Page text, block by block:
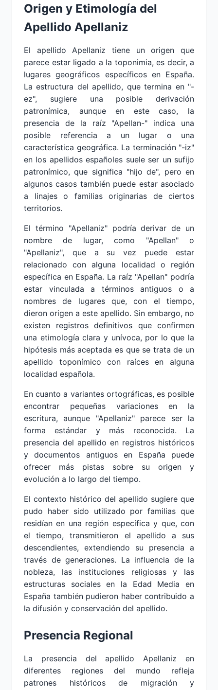
Origen y Etimología del
Apellido Apellaniz
El apellido Apellaniz tiene un origen que
parece estar ligado a la toponimia, es decir, a
lugares geográficos específicos en España.
La estructura del apellido, que termina en "-
ez", sugiere una posible derivación
patronímica, aunque en este caso, la
presencia de la raíz "Apellan-" indica una
posible referencia a un lugar o una
característica geográfica. La terminación "-iz"
en los apellidos españoles suele ser un sufijo
patronímico, que significa "hijo de", pero en
algunos casos también puede estar asociado
a linajes o familias originarias de ciertos
territorios.
El término "Apellaniz" podría derivar de un
nombre de lugar, como "Apellan" o
"Apellaniz", que a su vez puede estar
relacionado con alguna localidad o región
específica en España. La raíz "Apellan" podría
estar vinculada a términos antiguos o a
nombres de lugares que, con el tiempo,
dieron origen a este apellido. Sin embargo, no
existen registros definitivos que confirmen
una etimología clara y unívoca, por lo que la
hipótesis más aceptada es que se trata de un
apellido toponímico con raíces en alguna
localidad española.
En cuanto a variantes ortográficas, es posible
encontrar pequeñas variaciones en la
escritura, aunque "Apellaniz" parece ser la
forma estándar y más reconocida. La
presencia del apellido en registros históricos
y documentos antiguos en España puede
ofrecer más pistas sobre su origen y
evolución a lo largo del tiempo.
El contexto histórico del apellido sugiere que
pudo haber sido utilizado por familias que
residían en una región específica y que, con
el tiempo, transmitieron el apellido a sus
descendientes, extendiendo su presencia a
través de generaciones. La influencia de la
nobleza, las instituciones religiosas y las
estructuras sociales en la Edad Media en
España también pudieron haber contribuido a
la difusión y conservación del apellido.
Presencia Regional
La presencia del apellido Apellaniz en
diferentes regiones del mundo refleja
patrones históricos de migración y